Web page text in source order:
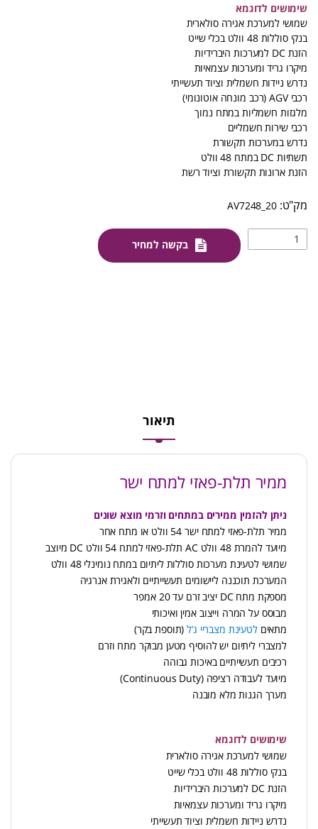
שימושים לדוגמא
שמושי למערכת אגירה סולארית
בנקי סוללות 48 וולט בכלי שייט
הזנת DC למערכות היברידיות
מיקרו גריד ומערכות עצמאיות
נדרש ניידות חשמלית וציוד תעשייתי
רכבי AGV (רכב מונחה אוטונומי)
מלגזות חשמליות במתח נמוך
רכבי שירות חשמליים
נדרש במערכות תקשורת
תשתיות DC במתח 48 וולט
הזנת ארונות תקשורת וציוד רשת
AV7248_20
בקשה למחיר
תיאור
ממיר תלת-פאזי למתח ישר
ניתן להזמין ממירים במתחים וזרמי מוצא שונים
ממיר תלת-פאזי למתח ישר 54 וולט או מתח אחר
מיועד להמרת 48 וולט AC תלת-פאזי למתח 54 וולט DC מיוצב
שמושי לטעינת מערכות סוללות ליתיום במתח נומינלי 48 וולט
המערכת תוכננה ליישומים תעשייתיים ולאגירת אנרגיה
מספקת מתח DC יציב זרם עד 20 אמפר
מבוסס על המרה וייצוב אמין ואיכותי
מתאיםלטעינת מצבריי ג’ל(תוספת בקר)
למצברי ליתיום יש להוסיף מטען מבוקר מתח וזרם
רכיבים תעשייתיים באיכות גבוהה
מיועד לעבודה רציפה (Continuous Duty)
מערך הגנות מלא מובנה
שימושים לדוגמא
שמושי למערכת אגירה סולארית
בנקי סוללות 48 וולט בכלי שייט
הזנת DC למערכות היברידיות
מיקרו גריד ומערכות עצמאיות
נדרש ניידות חשמלית וציוד תעשייתי